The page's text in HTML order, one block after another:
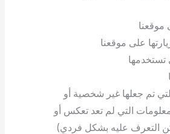
موقعنا
على موقعنا
تم جعلها غير شخصية أو
التي لم تعد تعكس أو
التعرف عليه بشكل فردي)